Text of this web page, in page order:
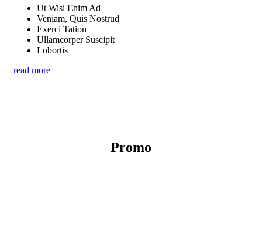
Ut Wisi Enim Ad
Veniam, Quis Nostrud
Exerci Tation
Ullamcorper Suscipit
Lobortis
read more
Promo